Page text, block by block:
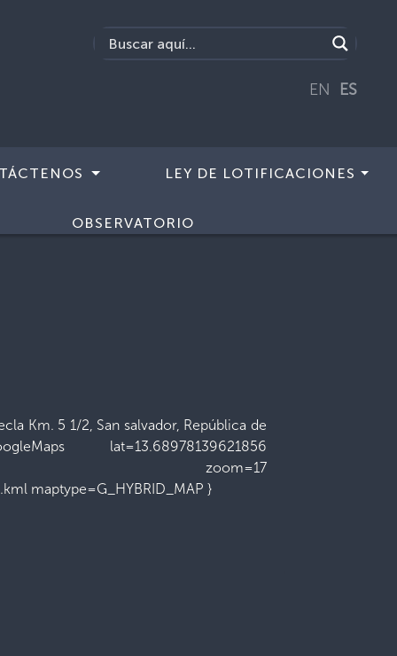
EN ES
LEY DE LOTIFICACIONES
OBSERVATORIO
Km. 5 1/2, San salvador, República de
lat=13.68978139621856
zoom=17
maptype=G_HYBRID_MAP }